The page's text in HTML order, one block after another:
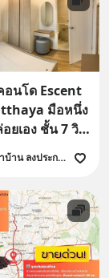
นโด Escent
มือหนึ่ง
ยเอง ชั้น 7 วิว
ทร 098-295-
ขาย ให้เช่าบ้าน ลงประกาศ ที่ดิน คอนโด อาคารพาณิชย์